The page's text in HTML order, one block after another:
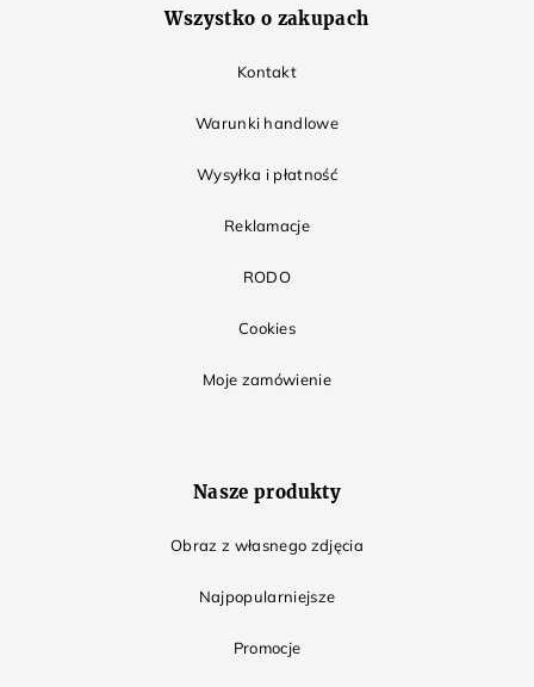
Wszystko o zakupach
Kontakt
Warunki handlowe
Wysyłka i płatność
Reklamacje
RODO
Cookies
Moje zamówienie
Nasze produkty
Obraz z własnego zdjęcia
Najpopularniejsze
Promocje